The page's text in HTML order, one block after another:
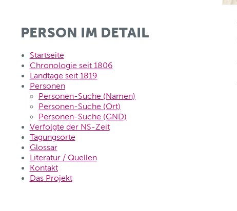
PERSON IM DETAIL
Startseite
Chronologie seit 1806
Landtage seit 1819
Personen
Personen-Suche (Namen)
Personen-Suche (Ort)
Personen-Suche (GND)
Verfolgte der NS-Zeit
Tagungsorte
Glossar
Literatur / Quellen
Kontakt
Das Projekt